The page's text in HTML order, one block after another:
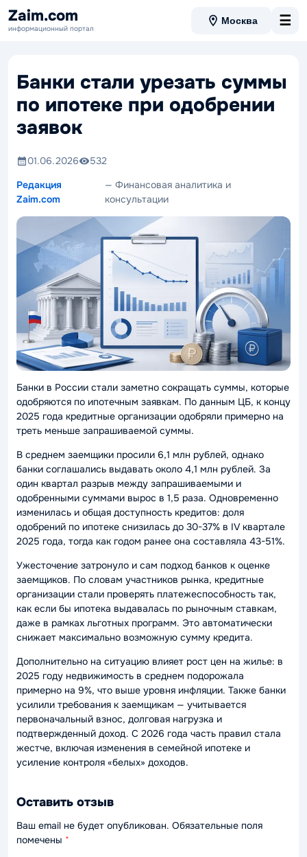
Zaim.com
информационный портал
Москва ☰
Банки стали урезать суммы
по ипотеке при одобрении
заявок
01.06.2026
532
Редакция
Zaim.com
— Финансовая аналитика и
консультации
Банки в России стали заметно сокращать суммы, которые
одобряются по ипотечным заявкам. По данным ЦБ, к концу
2025 года кредитные организации одобряли примерно на
треть меньше запрашиваемой суммы.
В среднем заемщики просили 6,1 млн рублей, однако
банки соглашались выдавать около 4,1 млн рублей. За
один квартал разрыв между запрашиваемыми и
одобренными суммами вырос в 1,5 раза. Одновременно
изменилась и общая доступность кредитов: доля
одобрений по ипотеке снизилась до 30-37% в IV квартале
2025 года, тогда как годом ранее она составляла 43-51%.
Ужесточение затронуло и сам подход банков к оценке
заемщиков. По словам участников рынка, кредитные
организации стали проверять платежеспособность так,
как если бы ипотека выдавалась по рыночным ставкам,
даже в рамках льготных программ. Это автоматически
снижает максимально возможную сумму кредита.
Дополнительно на ситуацию влияет рост цен на жилье: в
2025 году недвижимость в среднем подорожала
примерно на 9%, что выше уровня инфляции. Также банки
усилили требования к заемщикам — учитывается
первоначальный взнос, долговая нагрузка и
подтвержденный доход. С 2026 года часть правил стала
жестче, включая изменения в семейной ипотеке и
усиление контроля «белых» доходов.
Оставить отзыв
Ваш email не будет опубликован. Обязательные поля
помечены *